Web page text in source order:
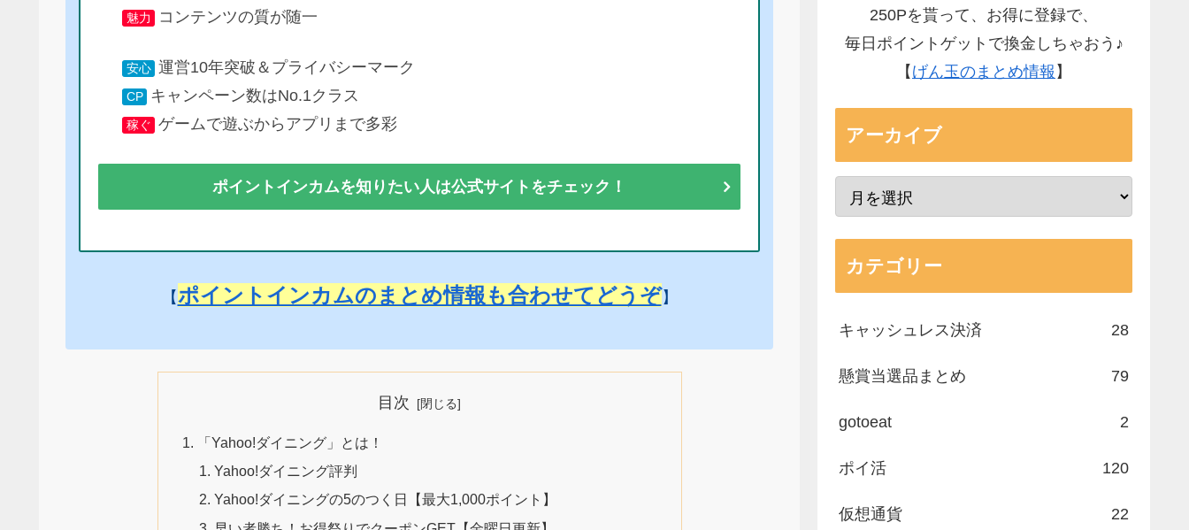
魅力 コンテンツの質が随一
安心 運営10年突破＆プライバシーマーク
CP キャンペーン数はNo.1クラス
稼ぐ ゲームで遊ぶからアプリまで多彩
ポイントインカムを知りたい人は公式サイトをチェック！
【ポイントインカムのまとめ情報も合わせてどうぞ】
目次
「Yahoo!ダイニング」とは！
Yahoo!ダイニング評判
Yahoo!ダイニングの5のつく日【最大1,000ポイント】
250Pを貰って、お得に登録で、
毎日ポイントゲットで換金しちゃおう♪
【 げん玉のまとめ情報 】
アーカイブ
カテゴリー
キャッシュレス決済 28
懸賞当選品まとめ 79
gotoeat 2
ポイ活 120
仮想通貨 22